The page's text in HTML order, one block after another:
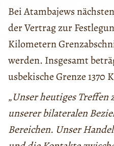
Bei Atambajews
der Vertrag zur
Kilometern
werden. Insgesamt
usbekische Grenze 1370
„Unser heutiges
unserer bilateralen
Bereichen. Unser